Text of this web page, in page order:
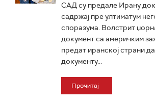
САД су предале Ирану
садржај пре ултиматум
споразума. Волстрит
документ са америчким
предат иранској страни
документу...
Прочитај